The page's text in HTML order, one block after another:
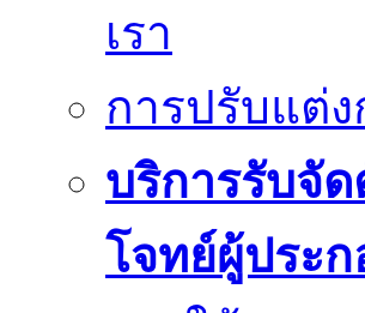
เรา
การปรับแต่ง
บริการรับจั
โจทย์ผู้ประ